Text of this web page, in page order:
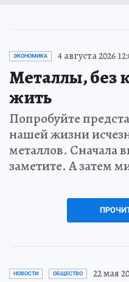
ЭКОНОМИКА 4 августа 2026
Металлы, без
жить
Попробуйте
нашей жизни
металлов. Сначала
заметите. А затем
НОВОСТИ ОБЩЕСТВО 22 мая